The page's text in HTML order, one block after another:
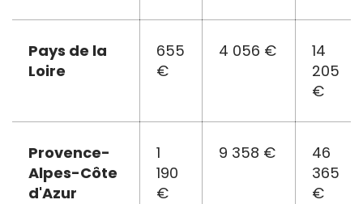
Pays de la
Loire
655
€
4 056 €
14
205
€
Provence-
Alpes-Côte
d'Azur
1
190
€
9 358 €
46
365
€